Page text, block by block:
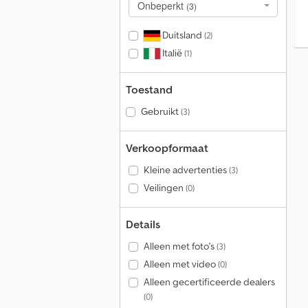
Onbeperkt (3)
Duitsland (2)
Italië(1)
Toestand
Gebruikt(3)
Verkoopformaat
Kleine advertenties(3)
Veilingen (0)
Details
Alleen met foto's(3)
Alleen met video(0)
Alleen gecertificeerde dealers
(0)